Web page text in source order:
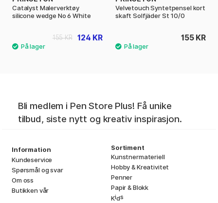
Catalyst Malerverktøy
silicone wedge No 6 White
124 KR
155 KR
Velvetouch Syntetpensel kort
skaft Solfjäder St 10/0
155 KR
Bli medlem i Pen Store Plus! Få unike
tilbud, siste nytt og kreativ inspirasjon.
Information
Kundeservice
Spørsmål og svar
Om oss
Butikken vår
Sortiment
Kunstnermateriell
Hobby & Kreativitet
Penner
Papir & Blokk
Kids